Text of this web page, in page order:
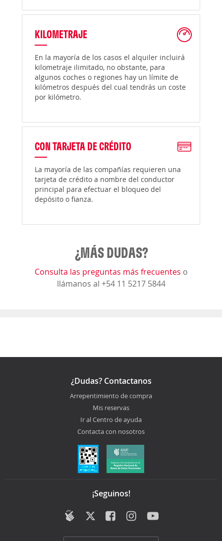
KILOMETRAJE
En la mayoría de los casos el alquiler incluirá
kilometraje ilimitado, no obstante, para
algunos coches o regiones hay un límite de
kilómetros después del cual tendrás un coste
por kilómetro.
CON TARJETA DE CRÉDITO
La mayoría de las compañías requieren una
tarjeta de crédito a nombre del conductor
principal para efectuar el bloqueo del
depósito o fianza.
¿MÁS DUDAS?
Consulta las preguntas más frecuentes o
llámanos al +54 11 5217 5844
¿Dudas? Contactanos
Arrepentimiento de compra
Mis reservas
Ir al Centro de ayuda
Contacta con nosotros
¡Seguinos!